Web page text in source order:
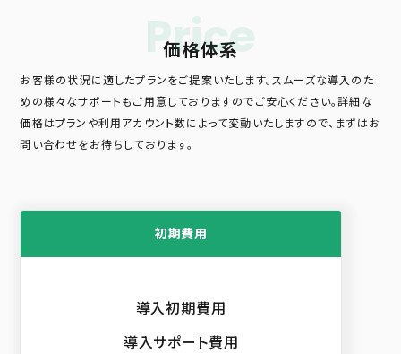
価格体系
Price
お客様の状況に適したプランをご提案いたします。スムーズな導入のた
めの様々なサポートもご用意しておりますのでご安心ください。詳細な
価格はプランや利用アカウント数によって変動いたしますので、まずはお
問い合わせをお待ちしております。
初期費用
導入初期費用
導入サポート費用